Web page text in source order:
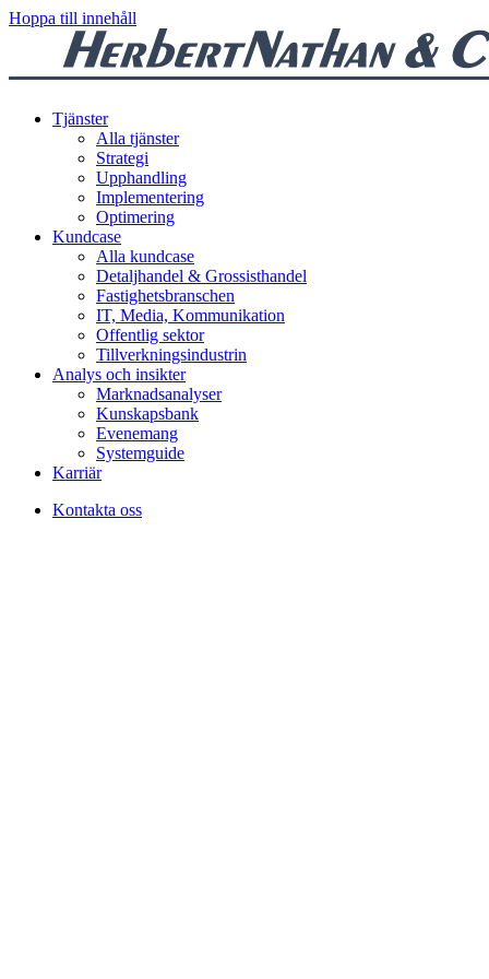
Hoppa till innehåll
Tjänster
Alla tjänster
Strategi
Upphandling
Implementering
Optimering
Kundcase
Alla kundcase
Detaljhandel & Grossisthandel
Fastighetsbranschen
IT, Media, Kommunikation
Offentlig sektor
Tillverkningsindustrin
Analys och insikter
Marknadsanalyser
Kunskapsbank
Evenemang
Systemguide
Karriär
Kontakta oss